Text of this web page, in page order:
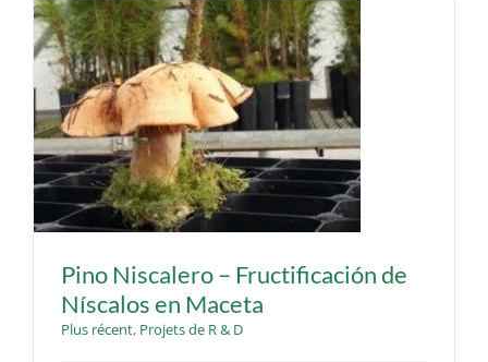
Pino Niscalero – Fructificación de
Níscalos en Maceta
Plus récent, Projets de R & D